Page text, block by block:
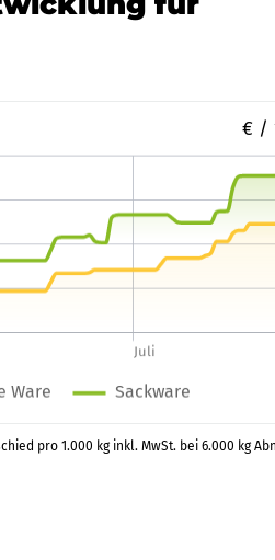
€ /
pro 1.000 kg inkl. MwSt. bei 6.000 kg